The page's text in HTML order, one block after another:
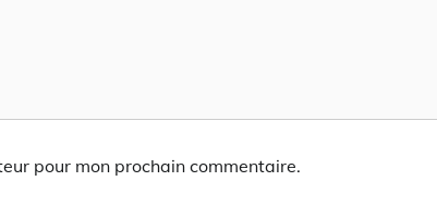
pour mon prochain commentaire.